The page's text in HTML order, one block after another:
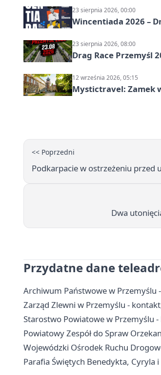
23 sierpnia 2026, 00:00
Wincentiada 2026 –
23 sierpnia 2026, 08:00
Drag Race Przemyśl
12 września 2026, 05:15
Mystictravel: Zamek
<< Poprzedni
Podkarpacie w ostrzeżeniu przed
Dwa
Przydatne dane
Archiwum Państwowe w
Zarząd Zlewni w Przemyślu -
Starostwo Powiatowe w Przemyślu
Powiatowy Zespół do Spraw
Wojewódzki Ośrodek Ruchu
Parafia Świętych Benedykta,